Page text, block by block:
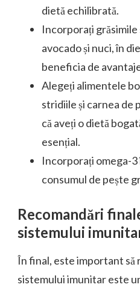
dietă echilibrată.
Incorporați grăsimile
avocado și nuci, în
beneficia de
Alegeți alimentele
stridiile și carnea de
că aveți o dietă
esențial.
Incorporați omega-3
consumul de pește
Recomandări
sistemului
În final, este important să
sistemului imunitar este